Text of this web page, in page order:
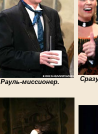
Рауль-миссионер.